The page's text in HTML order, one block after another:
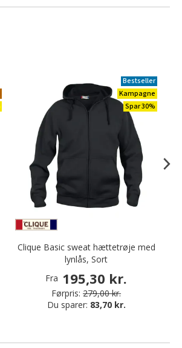
Bestseller
Kampagne
Spar 30%
Clique Basic sweat hættetrøje med
lynlås, Sort
Fra 195,30 kr.
Førpris: 279,00 kr.
Du sparer: 83,70 kr.